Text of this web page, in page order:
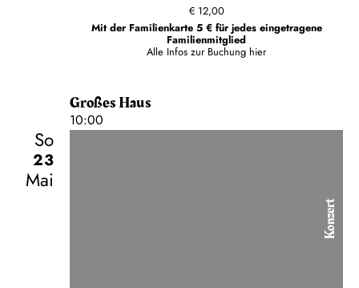
€ 12,00
Mit der Familienkarte 5 € für jedes eingetragene
Familienmitglied
Alle Infos zur Buchung hier
Großes Haus
10:00
So
23
Mai
Konzert